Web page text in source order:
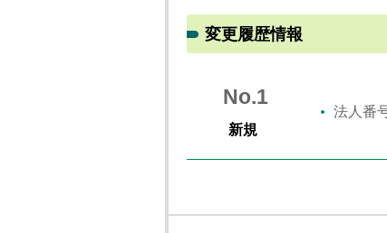
変更履歴情報
No.1
新規
法人番